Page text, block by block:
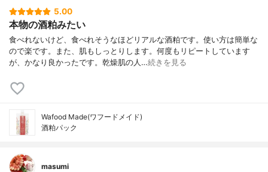
5.00
本物の酒粕みたい
食べれないけど、食べれそうなほどリアルな酒粕です。使い方は簡単な
ので楽です。また、肌もしっとりします。何度もリピートしています
が、かなり良かったです。乾燥肌の人…続きを見る
Wafood Made(ワフードメイド)
酒粕パック
masumi